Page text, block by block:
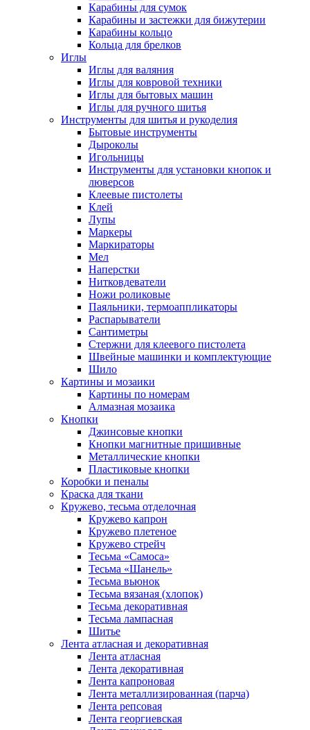
Карабины для сумок
Карабины и застежки для бижутерии
Карабины кольцо
Кольца для брелков
Иглы
Иглы для валяния
Иглы для ковровой техники
Иглы для бытовых машин
Иглы для ручного шитья
Инструменты для шитья и рукоделия
Бытовые инструменты
Дыроколы
Игольницы
Инструменты для установки кнопок и
люверсов
Клеевые пистолеты
Клей
Лупы
Маркеры
Маркираторы
Мел
Наперстки
Нитковдеватели
Ножи роликовые
Паяльники, термоаппликаторы
Распарыватели
Сантиметры
Стержни для клеевого пистолета
Швейные машинки и комплектующие
Шило
Картины и мозаики
Картины по номерам
Алмазная мозаика
Кнопки
Джинсовые кнопки
Кнопки магнитные пришивные
Металлические кнопки
Пластиковые кнопки
Коробки и пеналы
Краска для ткани
Кружево, тесьма отделочная
Кружево капрон
Кружево плетеное
Кружево стрейч
Тесьма «Самоса»
Тесьма «Шанель»
Тесьма вьюнок
Тесьма вязаная (хлопок)
Тесьма декоративная
Тесьма лампасная
Шитье
Лента атласная и декоративная
Лента атласная
Лента декоративная
Лента капроновая
Лента металлизированная (парча)
Лента репсовая
Лента георгиевская